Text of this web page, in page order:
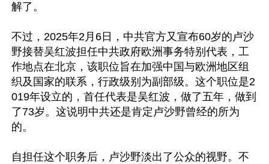
解了。
不过，2025年2月6日，中共官方又宣布60岁的卢沙
野接替吴红波担任中共政府欧洲事务特别代表，工
作地点在北京，该职位旨在加强中国与欧洲地区组
织及国家的联系，行政级别为副部级。这个职位是2
019年设立的，首任代表是吴红波，做了五年，做到
了73岁。这说明中共还是肯定卢沙野曾经的所为
的。
自担任这个职务后，卢沙野淡出了公众的视野。不